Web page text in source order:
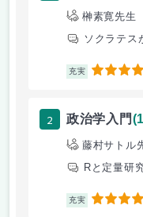
榊素寛先生
ソクラテス
充実 5
2 政治学入門
藤村サトル
Rと定量研
充実 4